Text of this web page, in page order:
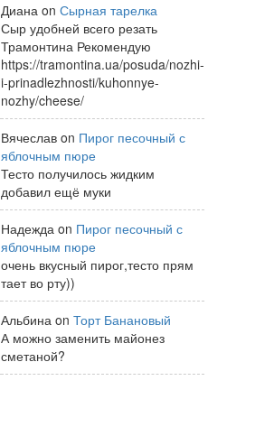
Диана on Сырная тарелка
Сыр удобней всего резать
Трамонтина Рекомендую
https://tramontina.ua/posuda/nozhi-
i-prinadlezhnosti/kuhonnye-
nozhy/cheese/
Вячеслав on Пирог песочный с
яблочным пюре
Тесто получилось жидким
добавил ещё муки
Надежда on Пирог песочный с
яблочным пюре
очень вкусный пирог,тесто прям
тает во рту))
Альбина on Торт Банановый
А можно заменить майонез
сметаной?